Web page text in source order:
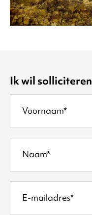
Ik wil solliciteren
Voornaam
Naam
E-mailadres